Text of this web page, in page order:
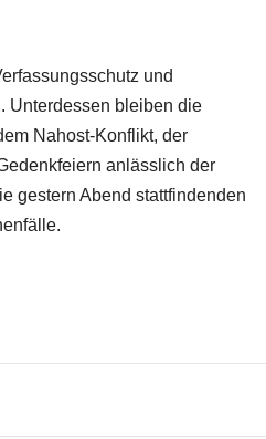
und
Unterdessen bleiben die
Nahost-Konflikt, der
anlässlich der
gestern Abend stattfindenden